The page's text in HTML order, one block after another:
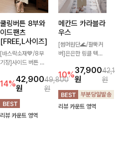
쿨링버튼 8부와
이드팬츠
[FREE,L사이즈]
[바스락소재💙/8부
기장]사이드 버튼 디
가 되어주는 와이드
팬츠입니다. 여유롭게
떨어지는 실루엣과 가
볍게 바스락거리는 소
재감으로 시원하고 편
14%42,900
원
49,800
원
리뷰 카운트 영역
메칸드 카라블라
우스
[썸머원단🌊/팔뚝커
버]은은한 링클 텍스
이 만나 내추럴하면서
도 세련된 무드를 연
출해주는 블라우스-
데일리룩부터 출근룩
까지 다양하게 활용하
10%37,900
원
원
리뷰 카운트 영역